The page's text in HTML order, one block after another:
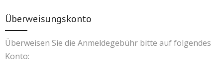
Überweisungskonto
Überweisen Sie die Anmeldegebühr bitte auf folgendes
Konto: